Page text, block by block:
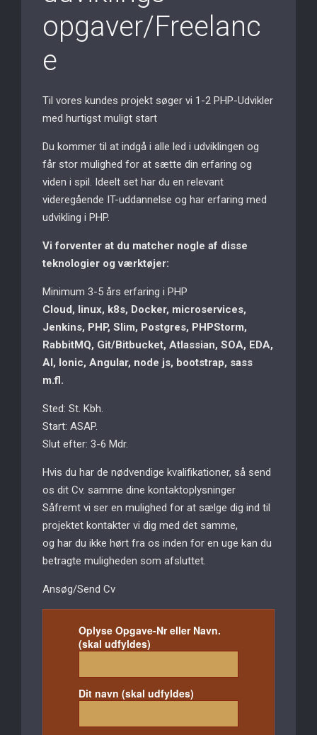
opgaver/Freelanc
e
Til vores kundes projekt søger vi 1-2 PHP-Udvikler
med hurtigst muligt start
Du kommer til at indgå i alle led i udviklingen og
får stor mulighed for at sætte din erfaring og
viden i spil. Ideelt set har du en relevant
videregående IT-uddannelse og har erfaring med
udvikling i PHP.
Vi forventer at du matcher nogle af disse
teknologier og værktøjer:
Minimum 3-5 års erfaring i PHP
Cloud, linux, k8s, Docker, microservices,
Jenkins, PHP, Slim, Postgres, PHPStorm,
RabbitMQ, Git/Bitbucket, Atlassian, SOA, EDA,
AI, Ionic, Angular, node js, bootstrap, sass
m.fl.
Sted: St. Kbh.
Start: ASAP.
Slut efter: 3-6 Mdr.
Hvis du har de nødvendige kvalifikationer, så send
os dit Cv. samme dine kontaktoplysninger
Såfremt vi ser en mulighed for at sælge dig ind til
projektet kontakter vi dig med det samme,
og har du ikke hørt fra os inden for en uge kan du
betragte muligheden som afsluttet.
Ansøg/Send Cv
Oplyse Opgave-Nr eller Navn.
(skal udfyldes)
Dit navn (skal udfyldes)